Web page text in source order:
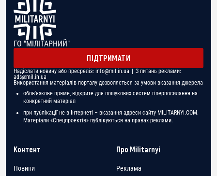
ГО "МІЛІТАРНИЙ"
ПІДТРИМАТИ
Надіслати новину або пресреліз: info@mil.in.ua | З питань реклами:
ads@mil.in.ua
Використання матеріалів порталу дозволяється за умови вказання джерела
обов'язкове пряме, відкрите для пошукових систем гіперпосилання на
конкретний матеріал
при публікації не в Інтернеті – вказання адреси сайту MILITARNYI.COM.
Матеріали «Спецпроектів» публікуються на правах реклами.
Контент
Новини
Про Militarnyi
Реклама